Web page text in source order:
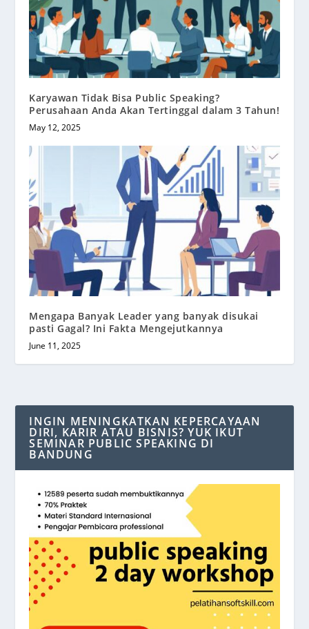
Karyawan Tidak Bisa Public Speaking?
Perusahaan Anda Akan Tertinggal dalam 3 Tahun!
May 12, 2025
Mengapa Banyak Leader yang banyak disukai
pasti Gagal? Ini Fakta Mengejutkannya
June 11, 2025
INGIN MENINGKATKAN KEPERCAYAAN
DIRI, KARIR ATAU BISNIS? YUK IKUT
SEMINAR PUBLIC SPEAKING DI
BANDUNG